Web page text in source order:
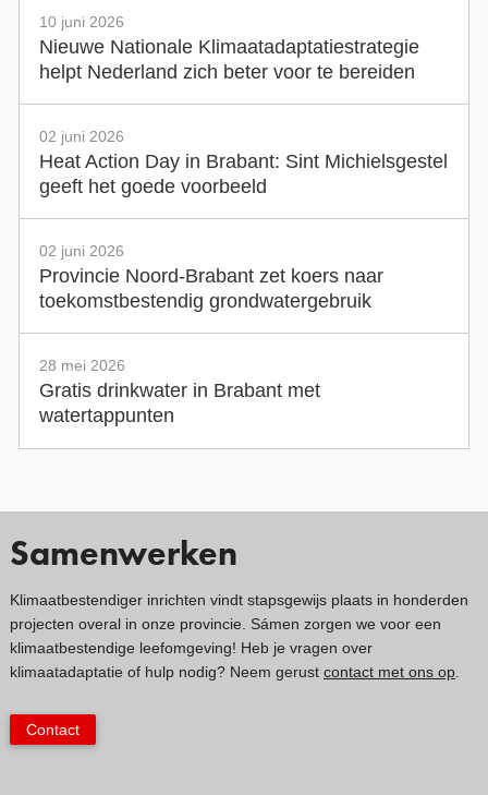
10 juni 2026
Nieuwe Nationale Klimaatadaptatiestrategie
helpt Nederland zich beter voor te bereiden
02 juni 2026
Heat Action Day in Brabant: Sint Michielsgestel
geeft het goede voorbeeld
02 juni 2026
Provincie Noord-Brabant zet koers naar
toekomstbestendig grondwatergebruik
28 mei 2026
Gratis drinkwater in Brabant met
watertappunten
Samenwerken
Klimaatbestendiger inrichten vindt stapsgewijs plaats in honderden
projecten overal in onze provincie. Sámen zorgen we voor een
klimaatbestendige leefomgeving! Heb je vragen over
klimaatadaptatie of hulp nodig? Neem gerust contact met ons op.
Contact